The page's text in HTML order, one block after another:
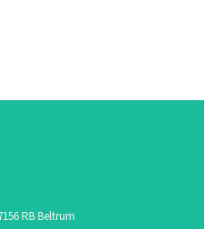
RB Beltrum